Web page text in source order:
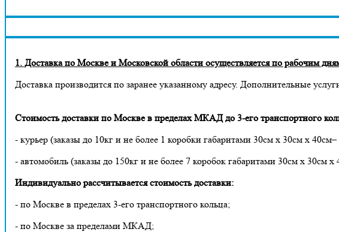
1. Доставка по Москве и Московской области осуществляется по рабочим
Доставка производится по заранее указанному адресу. Дополнительные
Стоимость доставки по Москве в пределах МКАД до 3-его транспортного
- курьер (заказы до 10кг и не более 1 коробки габаритами 30см х 30см х 40см–
- автомобиль (заказы до 150кг и не более 7 коробок габаритами 30см х 30см х
Индивидуально рассчитывается стоимость доставки:
- по Москве в пределах 3-его транспортного кольца;
- по Москве за пределами МКАД;